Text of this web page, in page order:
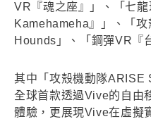
VR『魂之座』」、「七
Kamehameha』」、「
Hounds」、「鋼彈VR『
其中「攻殼機動隊ARISE
全球首款透過Vive的自由
體驗，更展現Vive在虛擬